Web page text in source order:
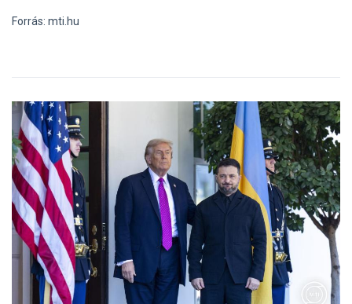
Forrás: mti.hu